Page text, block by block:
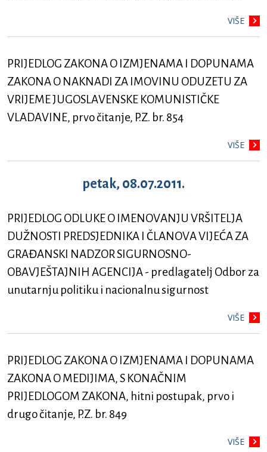
VIŠE
PRIJEDLOG ZAKONA O IZMJENAMA I DOPUNAMA
ZAKONA O NAKNADI ZA IMOVINU ODUZETU ZA
VRIJEME JUGOSLAVENSKE KOMUNISTIČKE
VLADAVINE, prvo čitanje, P.Z. br. 854
VIŠE
petak, 08.07.2011.
PRIJEDLOG ODLUKE O IMENOVANJU VRŠITELJA
DUŽNOSTI PREDSJEDNIKA I ČLANOVA VIJEĆA ZA
GRAĐANSKI NADZOR SIGURNOSNO-
OBAVJEŠTAJNIH AGENCIJA - predlagatelj Odbor za
unutarnju politiku i nacionalnu sigurnost
VIŠE
PRIJEDLOG ZAKONA O IZMJENAMA I DOPUNAMA
ZAKONA O MEDIJIMA, S KONAČNIM
PRIJEDLOGOM ZAKONA, hitni postupak, prvo i
drugo čitanje, P.Z. br. 849
VIŠE